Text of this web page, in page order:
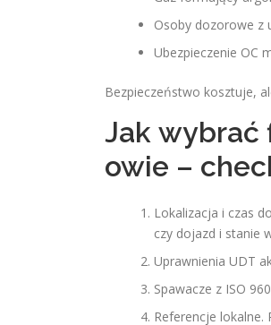
Osoby dozorowe z
Ubezpieczenie OC
Bezpieczeństwo kosztuje,
Jak wybrać
owie –
Lokalizacja i czas
czy dojazd i stanie
Uprawnienia UDT
Spawacze z ISO
Referencje lokalne.